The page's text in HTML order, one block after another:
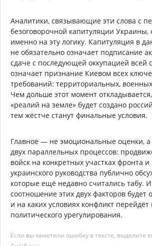
Аналитики, связывающие эти слова с
безоговорочной капитуляции Украины,
именно на эту логику. Капитуляция в
не обязательно означает подписание
сдаче с последующей оккупацией всей
означает признание Киевом всех
требований: территориальных,
Чем дольше этот момент
«реалий на земле» будет создано
тем жёстче станут финальные условия.
Главное — не эмоциональные оценки,
двух параллельных процессов:
войск на конкретных участках фронта и
украинского руководства публично
которые ещё недавно считались табу.
соотношение этих двух факторов будет
и на каких условиях конфликт перейдёт
политического урегулирования.
Если вы заметили ошибку в тексте, выделите